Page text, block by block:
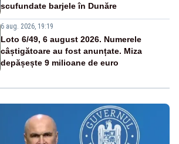
scufundate barjele în Dunăre
6 aug. 2026, 19:19
Loto 6/49, 6 august 2026. Numerele
câștigătoare au fost anunțate. Miza
depășește 9 milioane de euro